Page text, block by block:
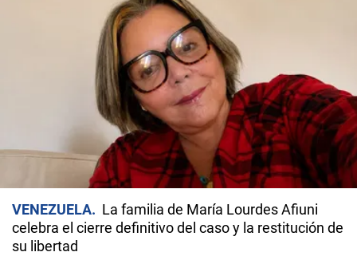
VENEZUELA
La familia de María Lourdes Afiuni
celebra el cierre definitivo del caso y la restitución de
su libertad